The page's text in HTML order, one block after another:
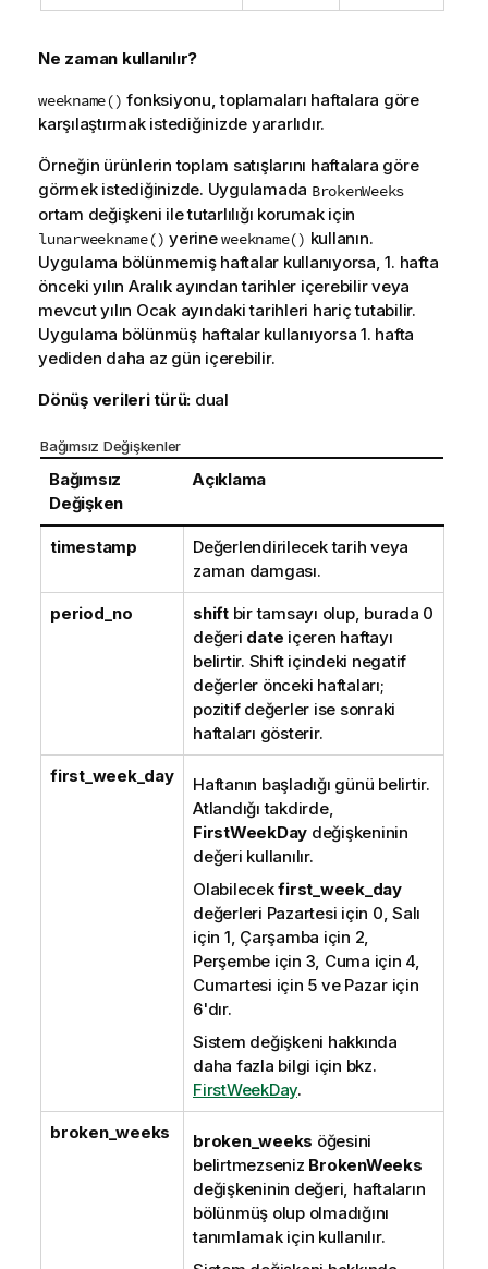
Ne zaman kullanılır?
weekname() fonksiyonu, toplamaları haftalara göre
karşılaştırmak istediğinizde yararlıdır.
Örneğin ürünlerin toplam satışlarını haftalara göre
görmek istediğinizde. Uygulamada BrokenWeeks
ortam değişkeni ile tutarlılığı korumak için
lunarweekname() yerineweekname() kullanın.
Uygulama bölünmemiş haftalar kullanıyorsa, 1. hafta
önceki yılın Aralık ayından tarihler içerebilir veya
mevcut yılın Ocak ayındaki tarihleri hariç tutabilir.
Uygulama bölünmüş haftalar kullanıyorsa 1. hafta
yediden daha az gün içerebilir.
Dönüş verileri türü: dual
Bağımsız Değişkenler
Bağımsız
Değişken
Açıklama
timestamp
Değerlendirilecek tarih veya
zaman damgası.
period_no shiftbir tamsayı olup, burada 0
değeri date içeren haftayı
belirtir. Shift içindeki negatif
değerler önceki haftaları;
pozitif değerler ise sonraki
haftaları gösterir.
first_week_day
Haftanın başladığı günü belirtir.
Atlandığı takdirde,
FirstWeekDay değişkeninin
değeri kullanılır.
Olabilecekfirst_week_day
değerleri Pazartesi için 0, Salı
için 1, Çarşamba için 2,
Perşembe için 3, Cuma için 4,
Cumartesi için 5 ve Pazar için
6'dır.
Sistem değişkeni hakkında
daha fazla bilgi için bkz.
FirstWeekDay.
broken_weeks broken_weeks öğesini
belirtmezseniz BrokenWeeks
değişkeninin değeri, haftaların
bölünmüş olup olmadığını
tanımlamak için kullanılır.